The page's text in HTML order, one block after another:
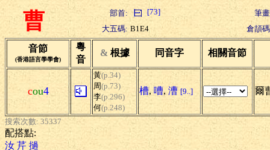
曹 部首: [73]
筆
大五碼: B1E4 倉頡
音節
(香港語言學學會)
粵
音
& 根據 同音字 相關音節
cou4
黃(p.34)
周(p.73)
李(p.296)
何(p.248)
槽, 嘈, 漕 [9..] 爾
搜索次數: 35337
配搭點:
汝 芹 撾